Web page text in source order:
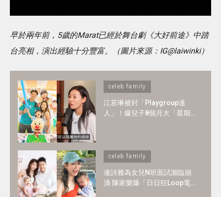
早於兩年前，5歲的Marat已經於舞台劇《大好前途》中踏
台亮相，演出經驗十分豐富。（圖片來源：IG@laiwinki）
celeb family
江若琳被封「Playgroup達
人」！爆兒子8個月大「星期
celeb family
連詩雅為女兒N班面試瀕臨崩
潰 陳家樂爆「日日狂Loop電